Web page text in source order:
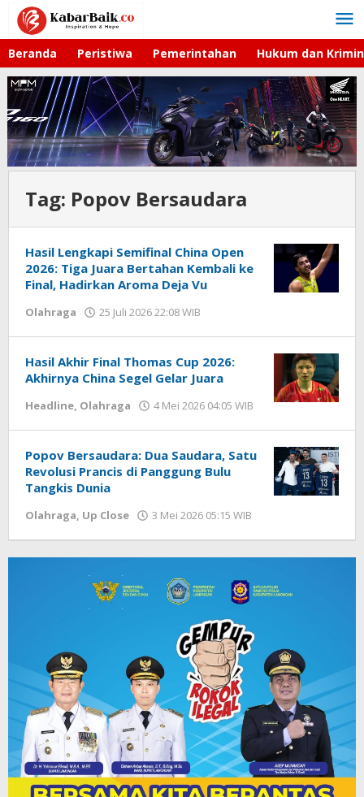
Lewati
konten
Beranda Peristiwa Pemerintahan Hukum dan
Tag: Popov Bersaudara
Hasil Lengkapi Semifinal China Open
2026: Tiga Juara Bertahan Kembali ke
Final, Hadirkan Aroma Deja Vu
Olahraga 25 Juli 2026 22:08 WIB
Hasil Akhir Final Thomas Cup 2026:
Akhirnya China Segel Gelar Juara
Headline, Olahraga 4 Mei 2026 04:05 WIB
oleh
Popov Bersaudara: Dua Saudara, Satu
Revolusi Prancis di Panggung Bulu
Tangkis Dunia
Olahraga, Up Close 3 Mei 2026 05:15 WIB